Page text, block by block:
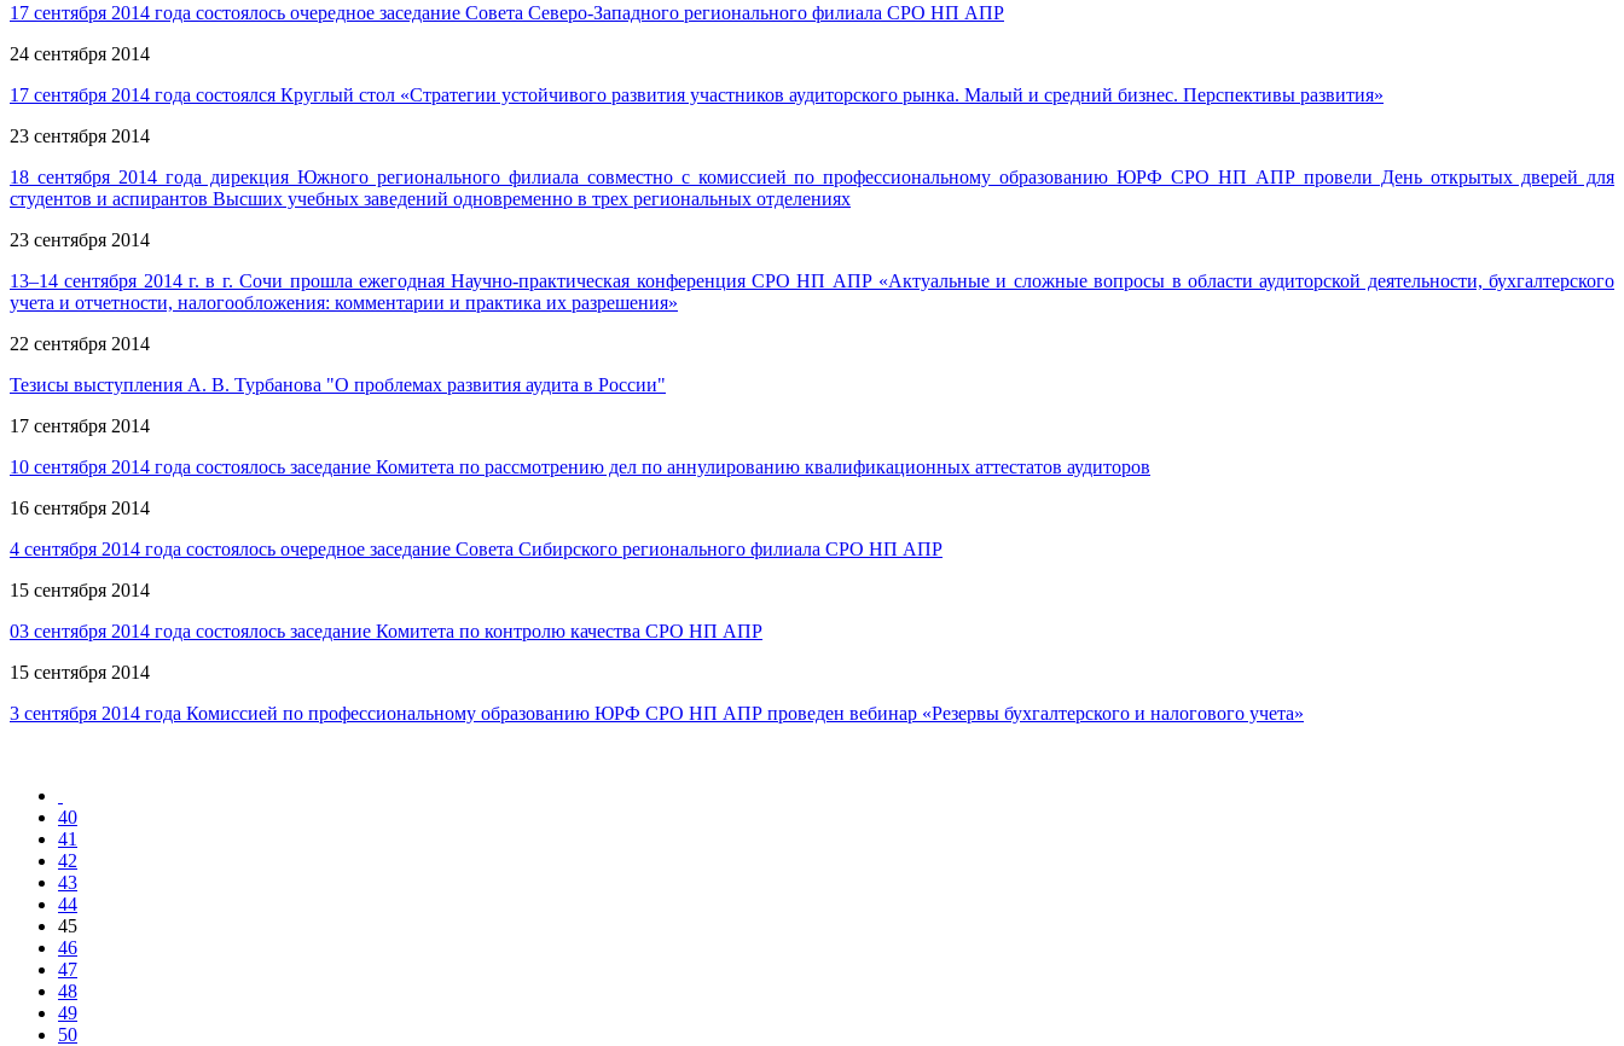
17 сентября 2014 года состоялось очередное заседание Совета Северо-Западного регионального филиала СРО НП АПР
24 сентября 2014
17 сентября 2014 года состоялся Круглый стол «Стратегии устойчивого развития участников аудиторского рынка. Малый и средний бизнес. Перспективы развития»
23 сентября 2014
18 сентября 2014 года дирекция Южного регионального филиала совместно с комиссией по профессиональному образованию ЮРФ СРО НП АПР провели День открытых дверей для
студентов и аспирантов Высших учебных заведений одновременно в трех региональных отделениях
23 сентября 2014
13–14 сентября 2014 г. в г. Сочи прошла ежегодная Научно-практическая конференция СРО НП АПР «Актуальные и сложные вопросы в области аудиторской деятельности, бухгалтерского
учета и отчетности, налогообложения: комментарии и практика их разрешения»
22 сентября 2014
Тезисы выступления А. В. Турбанова "О проблемах развития аудита в России"
17 сентября 2014
10 сентября 2014 года состоялось заседание Комитета по рассмотрению дел по аннулированию квалификационных аттестатов аудиторов
16 сентября 2014
4 сентября 2014 года состоялось очередное заседание Совета Сибирского регионального филиала СРО НП АПР
15 сентября 2014
03 сентября 2014 года состоялось заседание Комитета по контролю качества СРО НП АПР
15 сентября 2014
3 сентября 2014 года Комиссией по профессиональному образованию ЮРФ СРО НП АПР проведен вебинар «Резервы бухгалтерского и налогового учета»
40
41
42
43
44
45
46
47
48
49
50